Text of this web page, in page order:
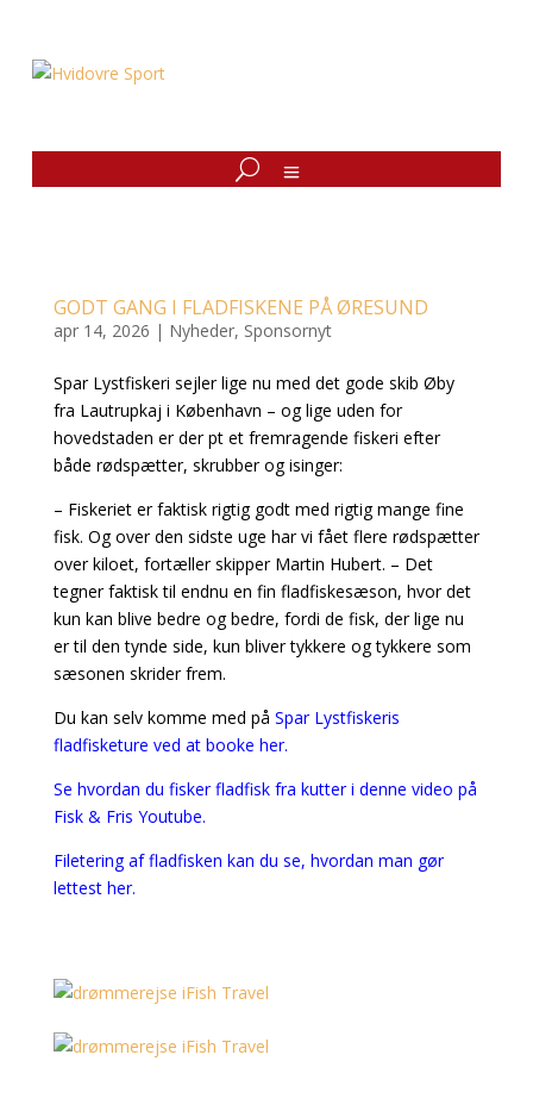
GODT GANG I FLADFISKENE PÅ ØRESUND
apr 14, 2026 | Nyheder, Sponsornyt
Spar Lystfiskeri sejler lige nu med det gode skib Øby
fra Lautrupkaj i København – og lige uden for
hovedstaden er der pt et fremragende fiskeri efter
både rødspætter, skrubber og isinger:
– Fiskeriet er faktisk rigtig godt med rigtig mange fine
fisk. Og over den sidste uge har vi fået flere rødspætter
over kiloet, fortæller skipper Martin Hubert. – Det
tegner faktisk til endnu en fin fladfiskesæson, hvor det
kun kan blive bedre og bedre, fordi de fisk, der lige nu
er til den tynde side, kun bliver tykkere og tykkere som
sæsonen skrider frem.
Du kan selv komme med på Spar Lystfiskeris
fladfisketure ved at booke her.
Se hvordan du fisker fladfisk fra kutter i denne video på
Fisk & Fris Youtube.
Filetering af fladfisken kan du se, hvordan man gør
lettest her.